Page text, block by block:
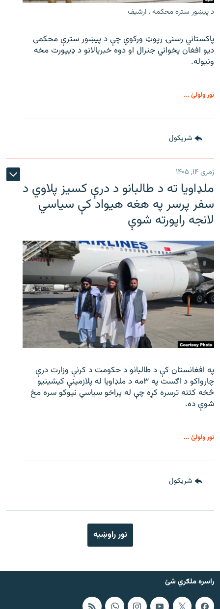
د پیښور ستره محکمه ، ارشیف
پاکستاني رسنۍ رپوټ ورکوي چې د پیښور سترې محکمی
دیو افغان پخواني جنرال او دوه خبریالانو د ډیپورت مخه
ونیوله.
نور ولولئ ...
شريکول
زمری ۱۴, ۱۴۰۵
ملډاویا ته د طالبانو د درې کسیز پلاوي د
سفر پرسر په هغه هیواد کې سیاسي
لانجه راپورته شوې
په افغانستان کې د طالبانو د حکومت د کرنې وزارت درې
چارواکو د اګست په ۳مه د ملډاویا له پلازمینې کیشینیو
څخه کتنه ترسره کړه چې له پراخو سیاسي نیوکو سره مخ
شوې ده.
نور ولولئ ...
شريکول
نور راوښيه
راسره ملګري شئ